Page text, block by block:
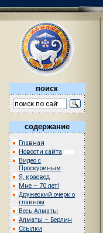
поиск
содержание
Главная
Новости сайта
Видео с
Проскуриным
Я, краевед
Мне – 70 лет!
Дружеский очерк о
главном
Весь Алматы
Алматы – Берлин
Ссылки